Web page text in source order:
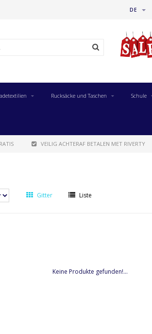
DE
Rucksäcke und Taschen Schule
VEILIG ACHTERAF BETALEN MET RIVERTY
Gitter Liste
Keine Produkte gefunden!...